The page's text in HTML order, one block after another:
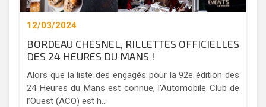
12/03/2024
BORDEAU CHESNEL, RILLETTES OFFICIELLES
DES 24 HEURES DU MANS !
Alors que la liste des engagés pour la 92e édition des
24 Heures du Mans est connue, l’Automobile Club de
l’Ouest (ACO) est h...